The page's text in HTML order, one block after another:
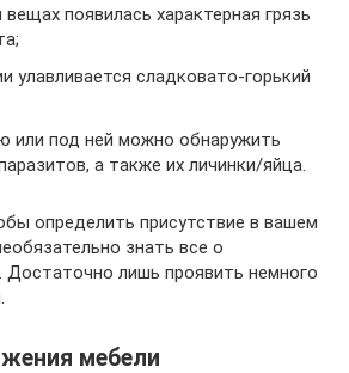
появилась характерная грязь
улавливается сладковато-горький
или под ней можно обнаружить
а также их личинки/яйца.
определить присутствие в вашем
знать все о
Достаточно лишь проявить немного
мебели